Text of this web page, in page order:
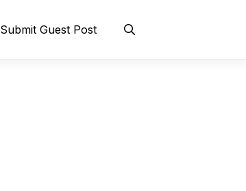
Submit Guest Post